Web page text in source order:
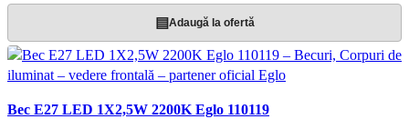
▤Adaugă la ofertă
Bec E27 LED 1X2,5W 2200K Eglo 110119